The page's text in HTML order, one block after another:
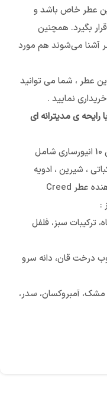
عطر خاص باشد و
بگیرد. همچنین
آشنا می‌شوند هم مورد
عطر ، شما می توانید
نمایید .
مردانه با رایحه ی مدیترانه ای
آکوردهای اصلی تستر عطر کرید اونتوس 10 انیورساری شامل
، شیرین ، ادویه
جات تازه می شود . نت های تشکیل دهنده عطر Creed
ترکیبات سبز، فلفل
درخت قان، دانه سرو
مشک، آمبروکسان، سدر،